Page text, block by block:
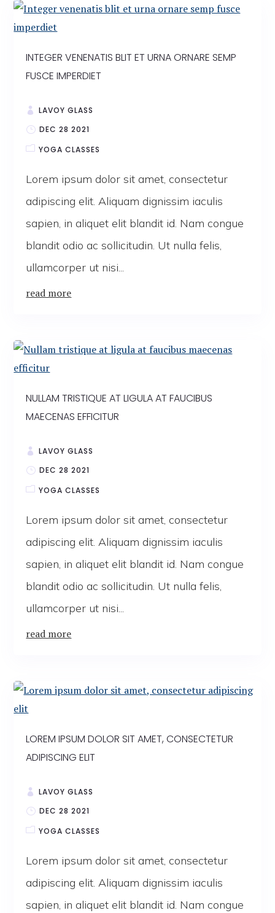
INTEGER VENENATIS BLIT ET URNA ORNARE SEMP
FUSCE IMPERDIET
LAVOY GLASS
DEC 28 2021
YOGA CLASSES
Lorem ipsum dolor sit amet, consectetur
adipiscing elit. Aliquam dignissim iaculis
sapien, in aliquet elit blandit id. Nam congue
blandit odio ac sollicitudin. Ut nulla felis,
ullamcorper ut nisi...
read more
NULLAM TRISTIQUE AT LIGULA AT FAUCIBUS
MAECENAS EFFICITUR
LAVOY GLASS
DEC 28 2021
YOGA CLASSES
Lorem ipsum dolor sit amet, consectetur
adipiscing elit. Aliquam dignissim iaculis
sapien, in aliquet elit blandit id. Nam congue
blandit odio ac sollicitudin. Ut nulla felis,
ullamcorper ut nisi...
read more
LOREM IPSUM DOLOR SIT AMET, CONSECTETUR
ADIPISCING ELIT
LAVOY GLASS
DEC 28 2021
YOGA CLASSES
Lorem ipsum dolor sit amet, consectetur
adipiscing elit. Aliquam dignissim iaculis
sapien, in aliquet elit blandit id. Nam congue